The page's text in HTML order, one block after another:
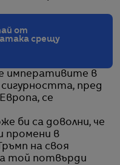
от
срещу
императивите в
пред
се
би са доволни, че
промени в
на своя
той потвърди